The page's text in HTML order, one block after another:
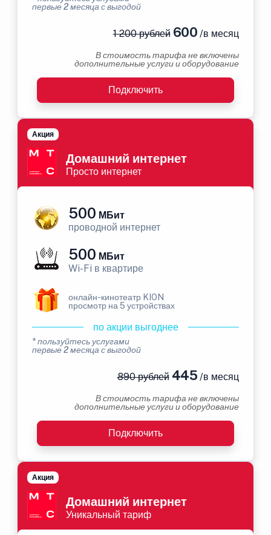
первые 2 месяца с выгодой
1 200 рублей600 /в месяц
В стоимость тарифа не включены
дополнительные услуги и оборудование
Подключить
Домашний интернет
Просто интернет
Акция
500 МБит
проводной интернет
500 МБит
Wi-Fi в квартире
онлайн-кинотеатр KION
просмотр на 5 устройствах
по акции выгоднее
* пользуйтесь услугами
первые 2 месяца с выгодой
890 рублей445 /в месяц
В стоимость тарифа не включены
дополнительные услуги и оборудование
Подключить
Домашний интернет
Уникальный тариф
Акция